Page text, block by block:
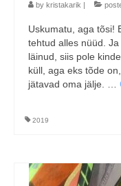
by kristakarik
Uskumatu, aga tõsi!
tehtud alles nüüd.
läinud, siis pole
küll, aga eks tõde
jätavad oma jälje. …
2019